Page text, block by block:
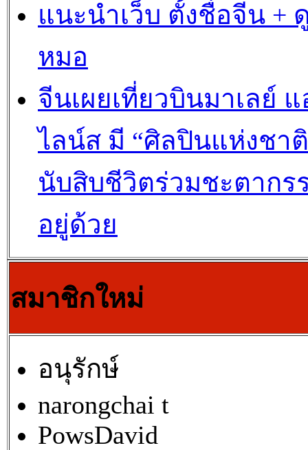
แนะนำเว็บ ตั้งชื่อจีน +
หมอ
จีนเผยเที่ยวบินมาเลย์ แ
ไลน์ส มี “ศิลปินแห่งชา
นับสิบชีวิตร่วมชะตากร
อยู่ด้วย
สมาชิกใหม่
อนุรักษ์
narongchai t
PowsDavid